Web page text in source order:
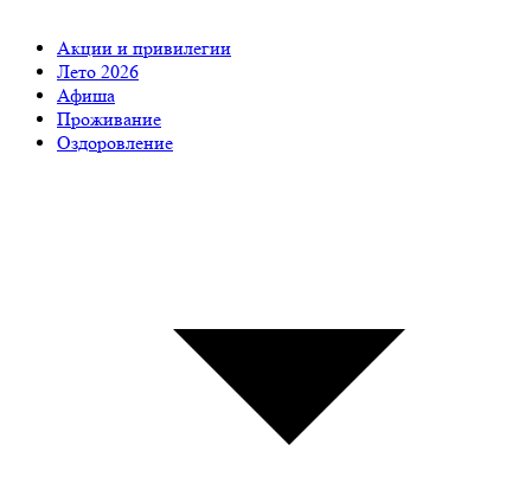
Акции и привилегии
Лето 2026
Афиша
Проживание
Оздоровление